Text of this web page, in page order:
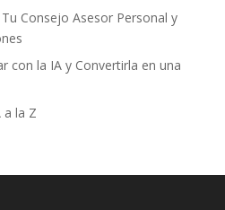
Consejo Asesor Personal y
con la IA y Convertirla en una
a la Z